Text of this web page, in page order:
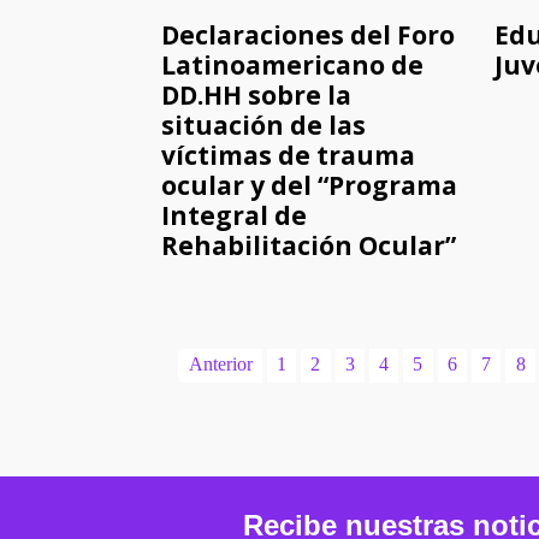
Declaraciones del Foro
Latinoamericano de
DD.HH sobre la
situación de las
víctimas de trauma
ocular y del “Programa
Integral de
Rehabilitación Ocular”
Anterior 1 2 3 4 5 6 7 8
Recibe nuestras